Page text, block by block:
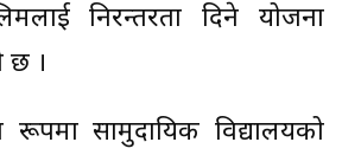
निरन्तरता दिने योजना
छ ।
रूपमा सामुदायिक विद्यालयको